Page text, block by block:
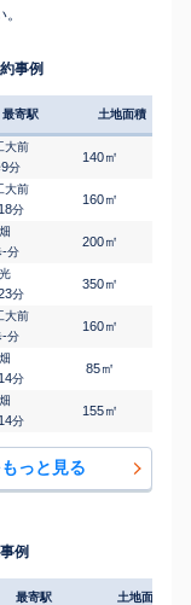
事例
最寄駅 土地面積
大前
9分
140㎡
大前
18分
160㎡
-分
200㎡
分
350㎡
大前
-分
160㎡
14分
85㎡
14分
155㎡
っと見る
例
最寄駅 土地面積